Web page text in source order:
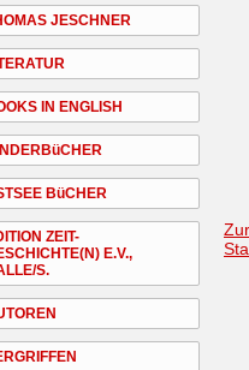
JESCHNER
IN ENGLISH
BüCHER
ZEIT-
E.V.,
S.